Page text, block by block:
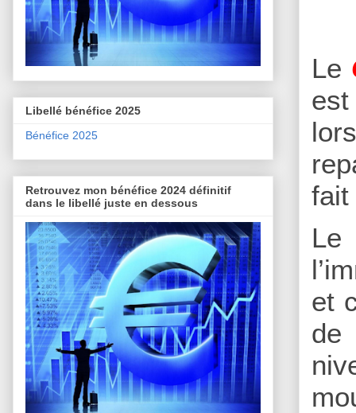
Le
est
fait
Le
et
de
Libellé bénéfice 2025
Bénéfice 2025
Retrouvez mon bénéfice 2024 définitif
dans le libellé juste en dessous